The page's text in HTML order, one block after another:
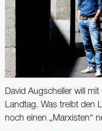
David Augscheller will
Landtag. Was treibt den
noch einen „Marxisten“